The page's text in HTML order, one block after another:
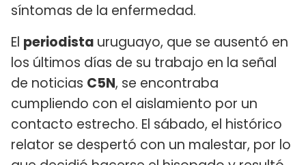
síntomas de la enfermedad.
El periodista uruguayo, que se ausentó en
los últimos días de su trabajo en la señal
de noticias C5N, se encontraba
cumpliendo con el aislamiento por un
contacto estrecho. El sábado, el histórico
relator se despertó con un malestar, por lo